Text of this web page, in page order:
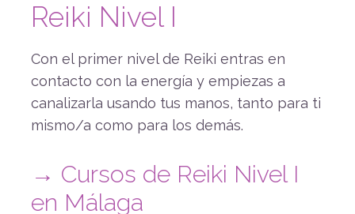
Reiki Nivel I
Con el primer nivel de Reiki entras en
contacto con la energía y empiezas a
canalizarla usando tus manos, tanto para ti
mismo/a como para los demás.
→ Cursos de Reiki Nivel I
en Málaga